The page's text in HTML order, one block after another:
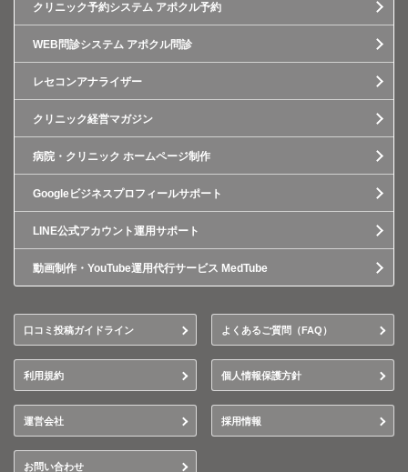
クリニック予約システム アポクル予約
WEB問診システム アポクル問診
レセコンアナライザー
クリニック経営マガジン
病院・クリニック ホームページ制作
Googleビジネスプロフィールサポート
LINE公式アカウント運用サポート
動画制作・YouTube運用代行サービス MedTube
口コミ投稿ガイドライン よくあるご質問（FAQ）
利用規約 個人情報保護方針
運営会社 採用情報
お問い合わせ